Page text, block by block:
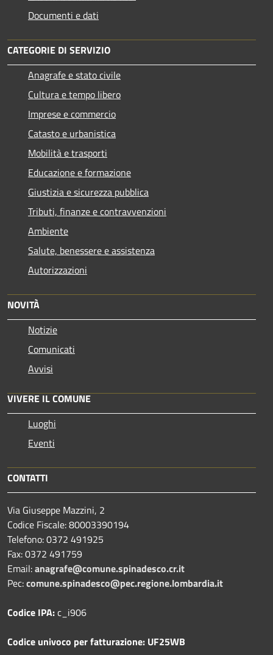
Documenti e dati
CATEGORIE DI SERVIZIO
Anagrafe e stato civile
Cultura e tempo libero
Imprese e commercio
Catasto e urbanistica
Mobilità e trasporti
Educazione e formazione
Giustizia e sicurezza pubblica
Tributi, finanze e contravvenzioni
Ambiente
Salute, benessere e assistenza
Autorizzazioni
NOVITÀ
Notizie
Comunicati
Avvisi
VIVERE IL COMUNE
Luoghi
Eventi
CONTATTI
Via Giuseppe Mazzini, 2
Codice Fiscale: 80003390194
Telefono:0372 491925
Fax:0372 491759
Email:anagrafe@comune.spinadesco.cr.it
Pec:comune.spinadesco@pec.regione.lombardia.it
Codice IPA:c_i906
Codice univoco per fatturazione: UF25WB